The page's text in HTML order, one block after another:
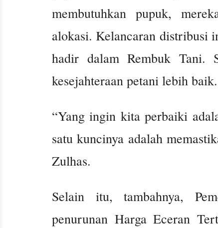
membutuhkan pupuk,
alokasi. Kelancaran distribusi
hadir dalam Rembuk Tani.
kesejahteraan petani lebih baik.
“Yang ingin kita perbaiki
satu kuncinya adalah
Zulhas.
Selain itu, tambahnya,
penurunan Harga Eceran